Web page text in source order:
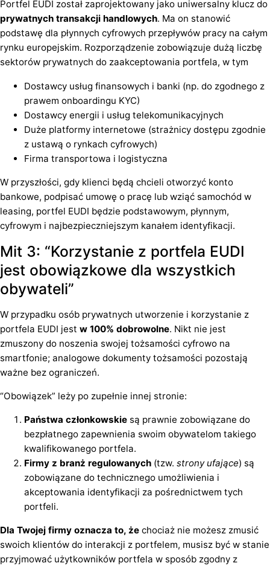
Portfel EUDI został zaprojektowany jako uniwersalny klucz do
prywatnych transakcji handlowych. Ma on stanowić
podstawę dla płynnych cyfrowych przepływów pracy na całym
rynku europejskim. Rozporządzenie zobowiązuje dużą liczbę
sektorów prywatnych do zaakceptowania portfela, w tym
Dostawcy usług finansowych i banki (np. do zgodnego z
prawem onboardingu KYC)
Dostawcy energii i usług telekomunikacyjnych
Duże platformy internetowe (strażnicy dostępu zgodnie
z ustawą o rynkach cyfrowych)
Firma transportowa i logistyczna
W przyszłości, gdy klienci będą chcieli otworzyć konto
bankowe, podpisać umowę o pracę lub wziąć samochód w
leasing, portfel EUDI będzie podstawowym, płynnym,
cyfrowym i najbezpieczniejszym kanałem identyfikacji.
Mit 3: “Korzystanie z portfela EUDI
jest obowiązkowe dla wszystkich
obywateli”
W przypadku osób prywatnych utworzenie i korzystanie z
portfela EUDI jest w 100% dobrowolne. Nikt nie jest
zmuszony do noszenia swojej tożsamości cyfrowo na
smartfonie; analogowe dokumenty tożsamości pozostają
ważne bez ograniczeń.
“Obowiązek” leży po zupełnie innej stronie:
Państwa członkowskie są prawnie zobowiązane do
bezpłatnego zapewnienia swoim obywatelom takiego
kwalifikowanego portfela.
Firmy z branż regulowanych (tzw. strony ufające) są
zobowiązane do technicznego umożliwienia i
akceptowania identyfikacji za pośrednictwem tych
portfeli.
Dla Twojej firmy oznacza to, że chociaż nie możesz zmusić
swoich klientów do interakcji z portfelem, musisz być w stanie
przyjmować użytkowników portfela w sposób zgodny z